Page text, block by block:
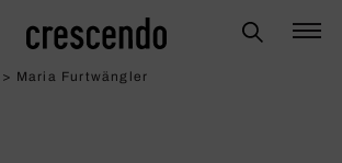
> Maria Furtwängler